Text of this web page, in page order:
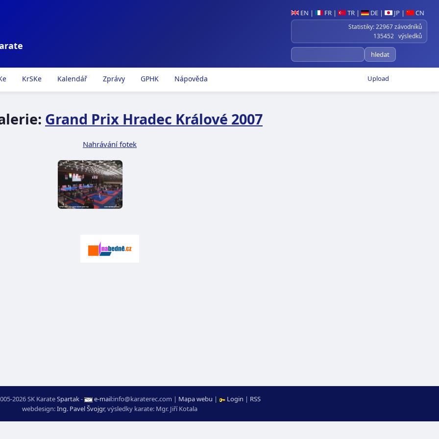
EN | FR | TR | DE | JP | CN
Statistiky: 22967 závodníků
135452 výsledků
Upload
KrSKe Kalendář Zprávy GPHK Nápověda
Grand Prix Hradec Králové 2007
Nahrávání fotek
2026 SK KarateSpartak- e-mail:moc.ceretarak@ofni | Mapa webu | Login | RSS
webdesign:Ing. Pavel Švojgr,výsledky karate: Mgr. Jiří Kotala